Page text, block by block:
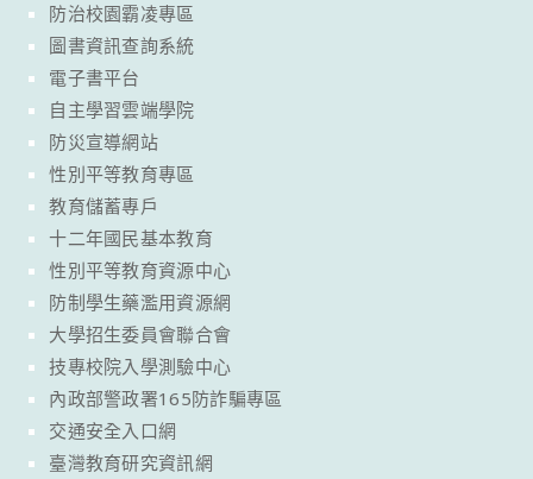
防治校園霸凌專區
圖書資訊查詢系統
電子書平台
自主學習雲端學院
防災宣導網站
性別平等教育專區
教育儲蓄專戶
十二年國民基本教育
性別平等教育資源中心
防制學生藥濫用資源網
大學招生委員會聯合會
技專校院入學測驗中心
內政部警政署165防詐騙專區
交通安全入口網
臺灣教育研究資訊網